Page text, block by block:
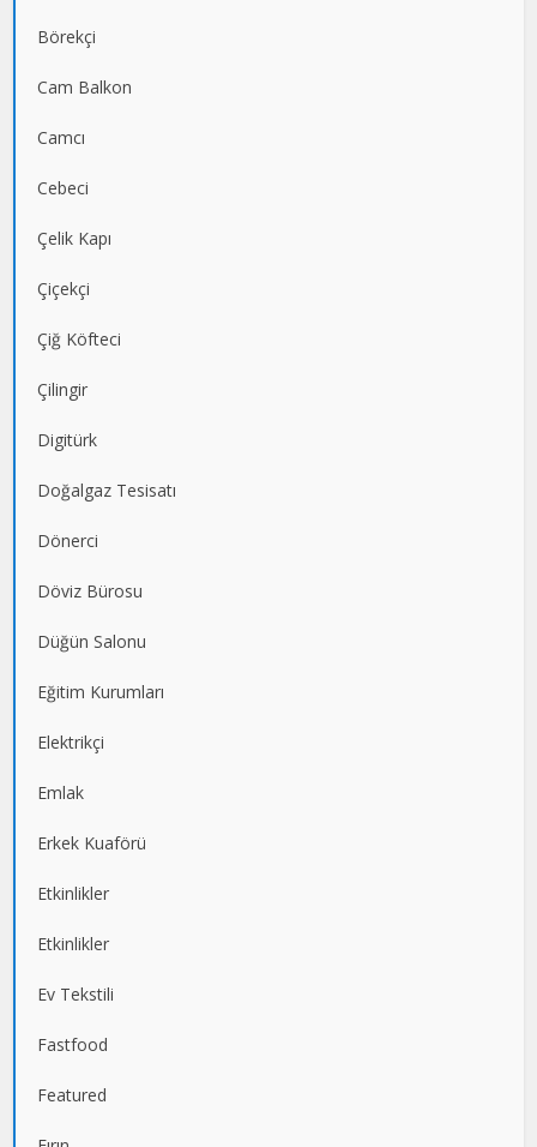
Börekçi
Cam Balkon
Camcı
Cebeci
Çelik Kapı
Çiçekçi
Çiğ Köfteci
Çilingir
Digitürk
Doğalgaz Tesisatı
Dönerci
Döviz Bürosu
Düğün Salonu
Eğitim Kurumları
Elektrikçi
Emlak
Erkek Kuaförü
Etkinlikler
Etkinlikler
Ev Tekstili
Fastfood
Featured